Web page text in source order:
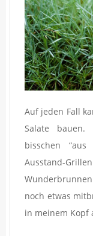
Auf jeden Fall
Salate bauen.
bisschen
Ausstand-
noch etwas
in meinem Kopf